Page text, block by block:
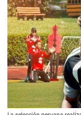
00:00/ 02:34